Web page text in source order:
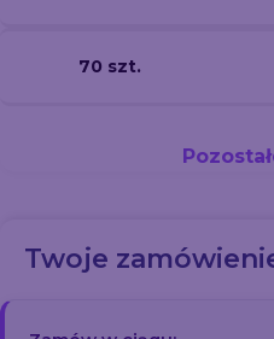
70 szt.
Twoje